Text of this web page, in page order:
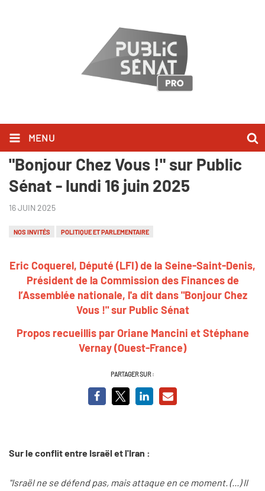
MENU
Eric Coquerel l'a dit dans
"Bonjour Chez Vous !" sur Public
Sénat - lundi 16 juin 2025
16 JUIN 2025
NOS INVITÉS POLITIQUE ET PARLEMENTAIRE
Eric Coquerel, Député (LFI) de la Seine-Saint-Denis,
Président de la Commission des Finances de
l’Assemblée nationale, l'a dit dans "Bonjour Chez
Vous !" sur Public Sénat
Propos recueillis par Oriane Mancini et Stéphane
Vernay (Ouest-France)
PARTAGER SUR :
Sur le conflit entre Israël et l'Iran :
"Israël ne se défend pas, mais attaque en ce moment. (...) Il